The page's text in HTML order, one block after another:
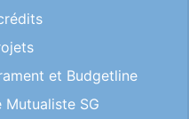
et Budgetline
Mutualiste SG